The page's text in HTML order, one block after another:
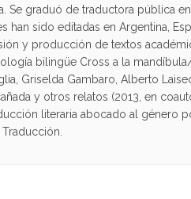
Se graduó de traductora pública
sido editadas en Argentina,
y producción de textos
bilingüe Cross a la
Griselda Gambaro, Alberto
y otros relatos (2013, en
literaria abocado al género